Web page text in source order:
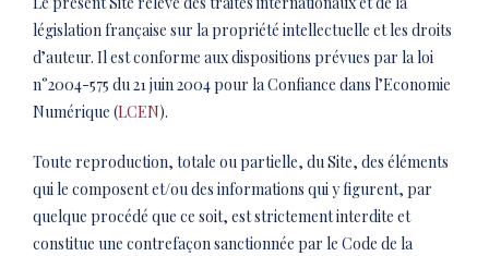
législation française sur la propriété intellectuelle et les droits
d’auteur. Il est conforme aux dispositions prévues par la loi
n°2004-575 du 21 juin 2004 pour la Confiance dans l’Economie
Numérique (LCEN).
Toute reproduction, totale ou partielle, du Site, des éléments
qui le composent et/ou des informations qui y figurent, par
quelque procédé que ce soit, est strictement interdite et
constitue une contrefaçon sanctionnée par le Code de la